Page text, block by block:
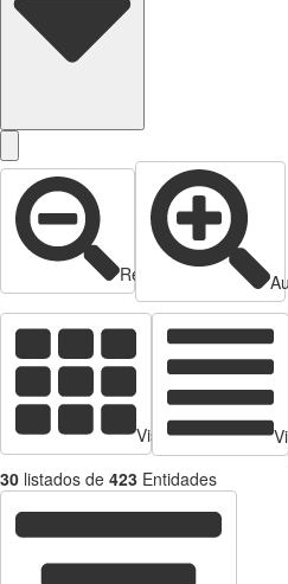
Reducir zoom
Vista de tarjetas
30 listados de 423 Entidades